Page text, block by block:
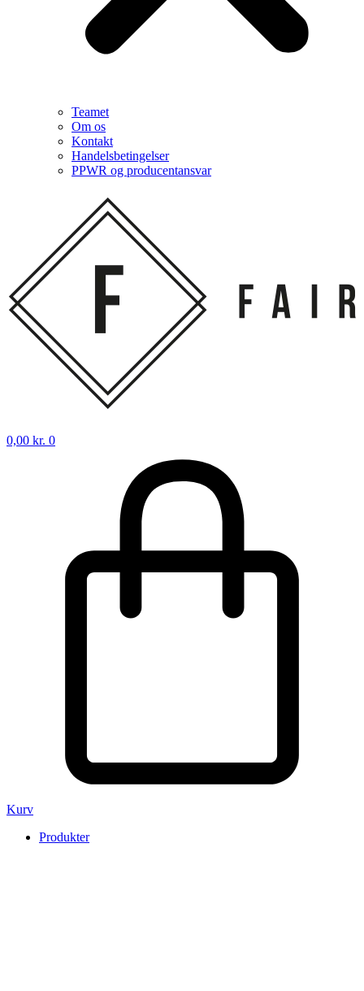
Teamet
Om os
Kontakt
Handelsbetingelser
PPWR og producentansvar
0,00 kr. 0
Kurv
Produkter